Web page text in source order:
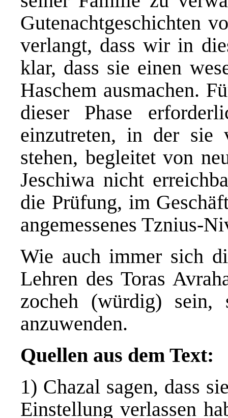
Gutenachtgeschichten
verlangt, dass wir in
klar, dass sie einen
Haschem ausmachen.
dieser Phase
einzutreten, in der sie
stehen, begleitet von
Jeschiwa nicht
die Prüfung, im
angemessenes Tznius-
Wie auch immer sich
Lehren des Toras
zocheh (würdig)
anzuwenden.
Quellen aus dem Text:
1) Chazal sagen, dass
Einstellung verlassen